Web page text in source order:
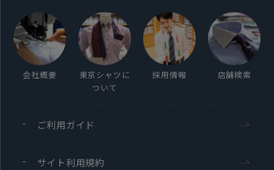
会社概要
東京シャツに
ついて
採用情報 店舗検索
ご利用ガイド
サイト利用規約